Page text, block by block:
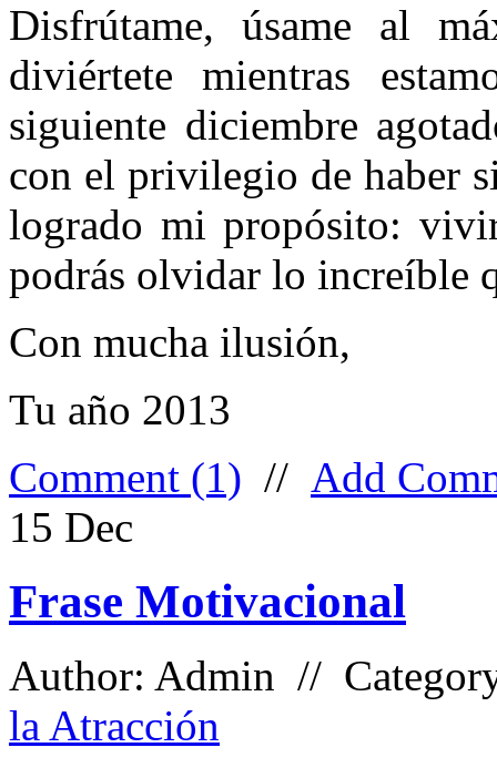
Disfrútame, úsame al
diviértete mientras
siguiente diciembre
con el privilegio de haber
logrado mi propósito:
podrás olvidar lo increíble
Con mucha ilusión,
Tu año 2013
Comment (1) // Add
15 Dec
Frase Motivacional
Author: Admin //
la Atracción